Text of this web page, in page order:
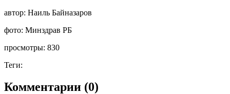
автор: Наиль Байназаров
фото: Минздрав РБ
просмотры: 830
Теги:
Комментарии (0)